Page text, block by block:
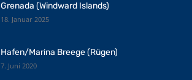
Grenada (Windward Islands)
18. Januar 2025
Hafen/Marina Breege (Rügen)
7. Juni 2020